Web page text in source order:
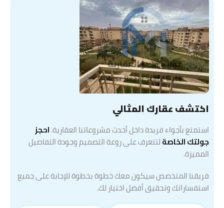
اكتشف عقارك المثالي
استمتع بأجواء فريدة داخل أحدث مشروعاتنا العقارية.احجز
جولتك الخاصةلتتعرف على روعة التصميم وجودة التفاصيل
المميزة.
فريقنا المتخصص سيكون معك خطوة بخطوة للإجابة على جميع
استفساراتك وتحقيق أفضل اختيار لك.